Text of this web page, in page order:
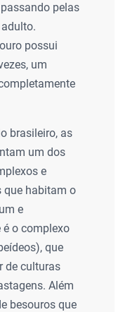
pelas
possui
um
brasileiro, as
um dos
e
que habitam o
e
é o complexo
que
de culturas
Além
besouros que